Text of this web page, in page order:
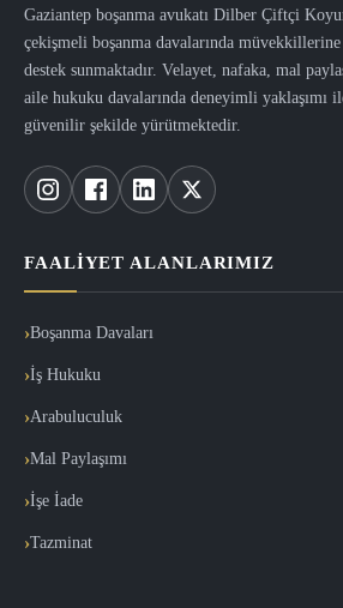
Gaziantep boşanma avukatı Dilber Çiftçi
çekişmeli boşanma davalarında
destek sunmaktadır. Velayet, nafaka, mal
aile hukuku davalarında deneyimli yaklaşımı
güvenilir şekilde yürütmektedir.
FAALIYET ALANLARIMIZ
Boşanma Davaları
İş Hukuku
Arabuluculuk
Mal Paylaşımı
İşe İade
Tazminat